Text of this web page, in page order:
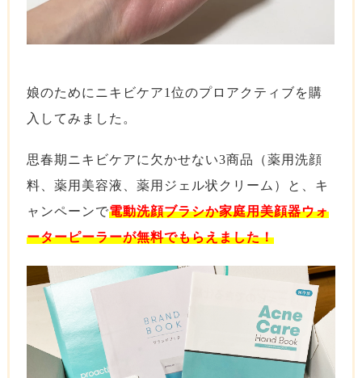
娘のためにニキビケア1位のプロアクティブを購
入してみました。
思春期ニキビケアに欠かせない3商品（薬用洗顔
料、薬用美容液、薬用ジェル状クリーム）と、キ
ャンペーンで電動洗顔ブラシか家庭用美顔器ウォ
ーターピーラーが無料でもらえました！